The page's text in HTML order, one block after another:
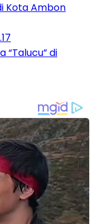
Kota Ambon
“Talucu” di